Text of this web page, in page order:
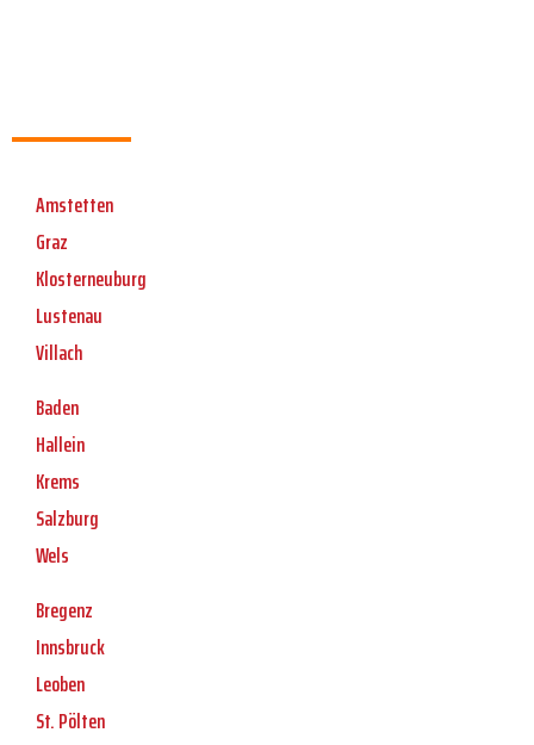
Amstetten
Graz
Klosterneuburg
Lustenau
Villach
Baden
Hallein
Krems
Salzburg
Wels
Bregenz
Innsbruck
Leoben
St. Pölten